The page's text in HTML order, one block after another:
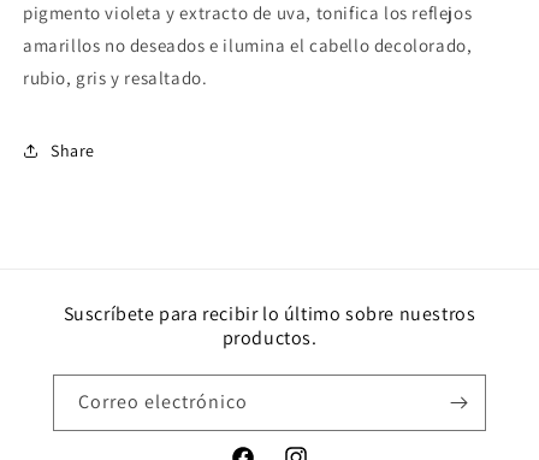
pigmento violeta y extracto de uva, tonifica los reflejos
amarillos no deseados e ilumina el cabello decolorado,
rubio, gris y resaltado.
Share
Suscríbete para recibir lo último sobre nuestros
productos.
Correo electrónico